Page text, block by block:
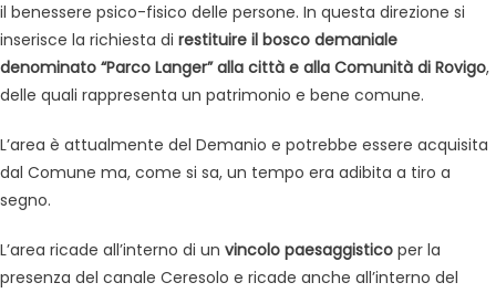
il benessere psico-fisico delle persone. In questa direzione si
inserisce la richiesta di restituire il bosco demaniale
denominato “Parco Langer” alla città e alla Comunità di Rovigo,
delle quali rappresenta un patrimonio e bene comune.
L’area è attualmente del Demanio e potrebbe essere acquisita
dal Comune ma, come si sa, un tempo era adibita a tiro a
segno.
L’area ricade all’interno di un vincolo paesaggistico per la
presenza del canale Ceresolo e ricade anche all’interno del